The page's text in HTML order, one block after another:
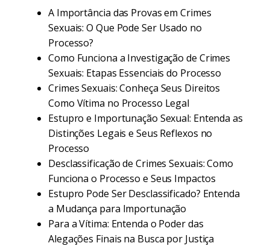
A Importância das Provas em Crimes
Sexuais: O Que Pode Ser Usado no
Processo?
Como Funciona a Investigação de Crimes
Sexuais: Etapas Essenciais do Processo
Crimes Sexuais: Conheça Seus Direitos
Como Vítima no Processo Legal
Estupro e Importunação Sexual: Entenda as
Distinções Legais e Seus Reflexos no
Processo
Desclassificação de Crimes Sexuais: Como
Funciona o Processo e Seus Impactos
Estupro Pode Ser Desclassificado? Entenda
a Mudança para Importunação
Para a Vítima: Entenda o Poder das
Alegações Finais na Busca por Justiça